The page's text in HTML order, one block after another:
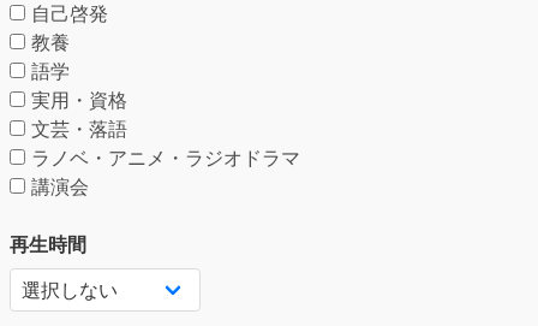
自己啓発
教養
語学
実用・資格
文芸・落語
ラノベ・アニメ・ラジオドラマ
講演会
再生時間